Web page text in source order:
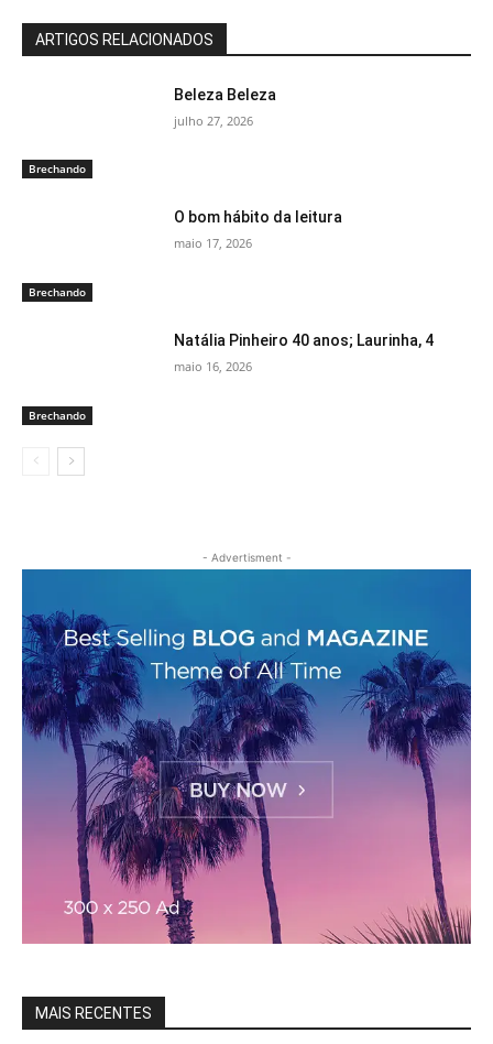
ARTIGOS RELACIONADOS
Brechando
Beleza Beleza
julho 27, 2026
Brechando
O bom hábito da leitura
maio 17, 2026
Brechando
Natália Pinheiro 40 anos; Laurinha, 4
maio 16, 2026
- Advertisment -
MAIS RECENTES